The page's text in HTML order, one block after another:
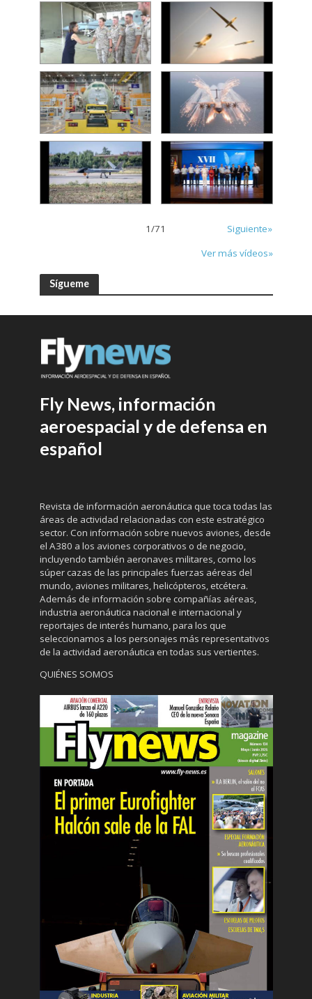
1/71
Siguiente»
Ver más vídeos»
Sígueme
Fly News, información
aeroespacial y de defensa en
español
Revista de información aeronáutica que toca todas las
áreas de actividad relacionadas con este estratégico
sector. Con información sobre nuevos aviones, desde
el A380 a los aviones corporativos o de negocio,
incluyendo también aeronaves militares, como los
súper cazas de las principales fuerzas aéreas del
mundo, aviones militares, helicópteros, etcétera.
Además de información sobre compañías aéreas,
industria aeronáutica nacional e internacional y
reportajes de interés humano, para los que
seleccionamos a los personajes más representativos
de la actividad aeronáutica en todas sus vertientes.
QUIÉNES SOMOS